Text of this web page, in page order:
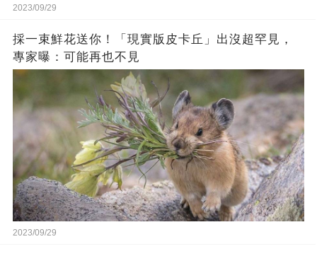
2023/09/29
採一束鮮花送你！「現實版皮卡丘」出沒超罕見，
專家曝：可能再也不見
2023/09/29